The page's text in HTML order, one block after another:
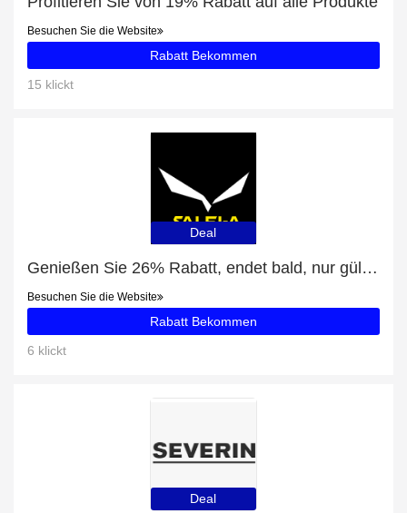
Besuchen Sie die Website
Rabatt Bekommen
15 klickt
Deal
Genießen Sie 26% Rabatt, endet bald, nur gültig für Pedroc Durastretch Light Cap
Besuchen Sie die Website
Rabatt Bekommen
6 klickt
Deal